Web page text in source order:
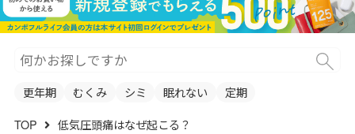
更年期 むくみ シミ 眠れない 定期
TOP 低気圧頭痛はなぜ起こる？